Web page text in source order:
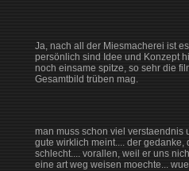
Ja, nach all der Miesmacherei ist
persönlich sind Idee und Konzept
noch einsame spitze, so sehr die
Gesamtbild trüben mag.
man muss schon viel verstaendnis
gute wirklich meint.... der gedanke,
schlecht.... vorallen, weil er uns
eine art weg weisen moechte...